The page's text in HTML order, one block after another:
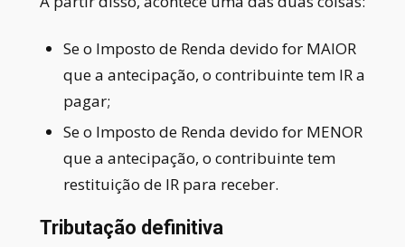
Se o Imposto de Renda devido for MAIOR
que a antecipação, o contribuinte tem IR a
pagar;
Se o Imposto de Renda devido for MENOR
que a antecipação, o contribuinte tem
restituição de IR para receber.
Tributação definitiva